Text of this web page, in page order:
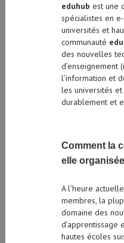
eduhub est une
spécialistes en
universités et
communauté
des nouvelles
d’enseignement
l’information et
les universités et
durablement et
Comment la
elle
A l’heure
membres, la
domaine des
d’apprentissage
hautes écoles